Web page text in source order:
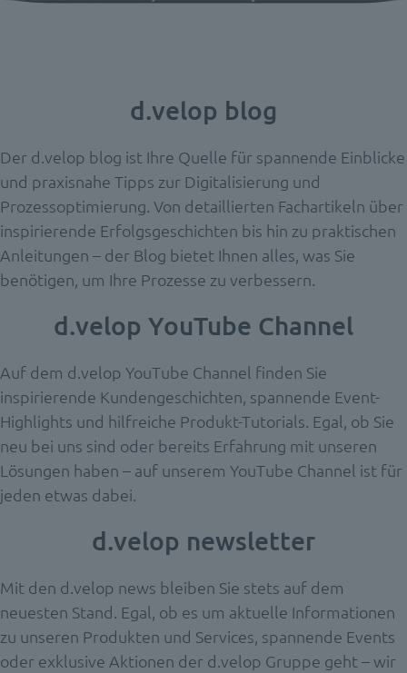
d.velop blog
Der d.velop blog ist Ihre Quelle für spannende Einblicke
und praxisnahe Tipps zur Digitalisierung und
Prozessoptimierung. Von detaillierten Fachartikeln über
inspirierende Erfolgsgeschichten bis hin zu praktischen
Anleitungen – der Blog bietet Ihnen alles, was Sie
benötigen, um Ihre Prozesse zu verbessern.
d.velop YouTube Channel
Auf dem d.velop YouTube Channel finden Sie
inspirierende Kundengeschichten, spannende Event-
Highlights und hilfreiche Produkt-Tutorials. Egal, ob Sie
neu bei uns sind oder bereits Erfahrung mit unseren
Lösungen haben – auf unserem YouTube Channel ist für
jeden etwas dabei.
d.velop newsletter
Mit den d.velop news bleiben Sie stets auf dem
neuesten Stand. Egal, ob es um aktuelle Informationen
zu unseren Produkten und Services, spannende Events
oder exklusive Aktionen der d.velop Gruppe geht – wir